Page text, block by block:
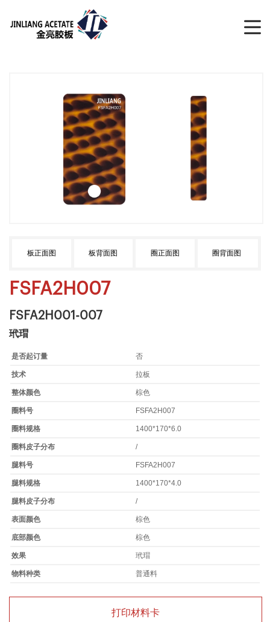
板正面图 板背面图 圈正面图 圈背面图
FSFA2H007
FSFA2H001-007
玳瑁
是否起订量 否
技术 拉板
整体颜色 棕色
圈料号 FSFA2H007
圈料规格 1400*170*6.0
圈料皮子分布 /
腿料号 FSFA2H007
腿料规格 1400*170*4.0
腿料皮子分布 /
表面颜色 棕色
底部颜色 棕色
效果 玳瑁
物料种类 普通料
打印材料卡